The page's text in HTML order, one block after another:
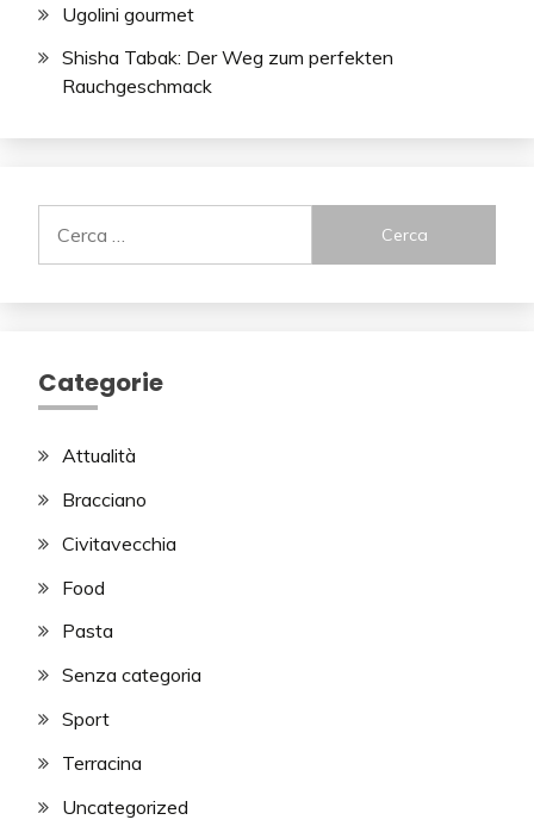
Ugolini gourmet
Shisha Tabak: Der Weg zum perfekten
Rauchgeschmack
per:
Categorie
Attualità
Bracciano
Civitavecchia
Food
Pasta
Senza categoria
Sport
Terracina
Uncategorized